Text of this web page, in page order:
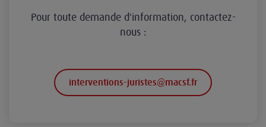
Pour toute demande d'information, contactez-
nous :
interventions-juristes@macsf.fr